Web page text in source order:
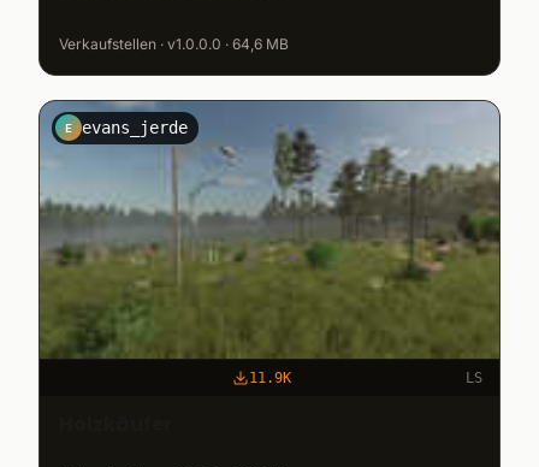
Verkaufstellen · v1.0.0.0 · 64,6 MB
E evans_jerde
11.9K LS